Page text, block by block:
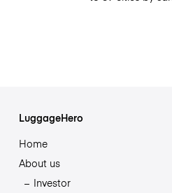
LuggageHero
Home
About us
Investor